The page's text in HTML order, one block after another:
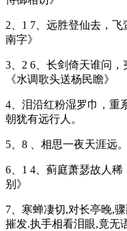
2、1 7、远胜登仙去，
南字》
3、2 6、长剑倚天谁问
《水调歌头送杨民瞻》
4、泪沿红粉湿罗巾，重
朝犹有远行人。
5、8 、相思一夜天涯远
6、1 4、蓟庭萧瑟故人
别》
7、寒蝉凄切,对长亭晚,
摧发.执手相看泪眼,竟无